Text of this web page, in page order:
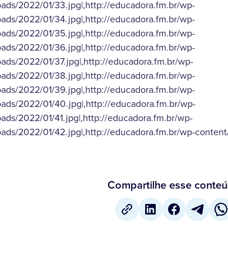
2022/01/33.jpg|,http://educadora.fm.br/wp-
2022/01/34.jpg|,http://educadora.fm.br/wp-
2022/01/35.jpg|,http://educadora.fm.br/wp-
2022/01/36.jpg|,http://educadora.fm.br/wp-
2022/01/37.jpg|,http://educadora.fm.br/wp-
2022/01/38.jpg|,http://educadora.fm.br/wp-
2022/01/39.jpg|,http://educadora.fm.br/wp-
2022/01/40.jpg|,http://educadora.fm.br/wp-
2022/01/41.jpg|,http://educadora.fm.br/wp-
2022/01/42.jpg|,http://educadora.fm.br/wp-
Compartilhe esse